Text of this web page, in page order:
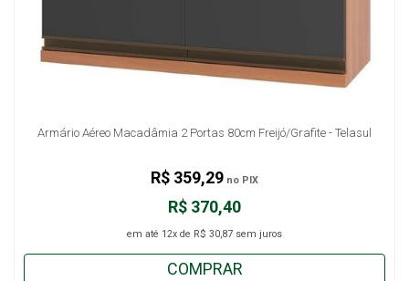
Armário Aéreo Macadâmia 2 Portas 80cm Freijó/Grafite - Telasul
R$ 370,40
em até 12x de R$ 30,87 sem juros
R$ 359,29 no PIX
COMPRAR